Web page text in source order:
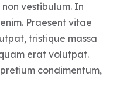
vestibulum. In
Praesent vitae
tristique massa
erat volutpat.
condimentum,